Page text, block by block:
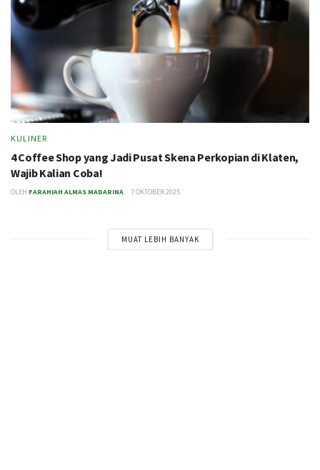
KULINER
4 Coffee Shop yang Jadi Pusat Skena Perkopian di Klaten,
Wajib Kalian Coba!
OLEH FARAHIAH ALMAS MADARINA 7 OKTOBER 2025
MUAT LEBIH BANYAK